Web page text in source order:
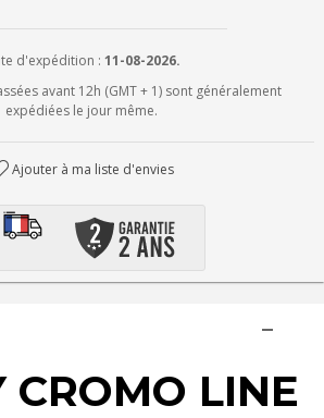
d'expédition : 11-08-2026.
avant 12h (GMT + 1) sont généralement
expédiées le jour même.
Ajouter à ma liste d'envies
CROMO LINE